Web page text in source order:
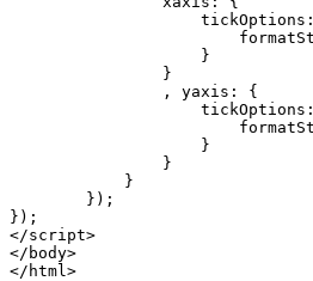
                    }
                }
                , yaxis: {
                    }
                }
            }
        });
});
</script>
</body>
</html>